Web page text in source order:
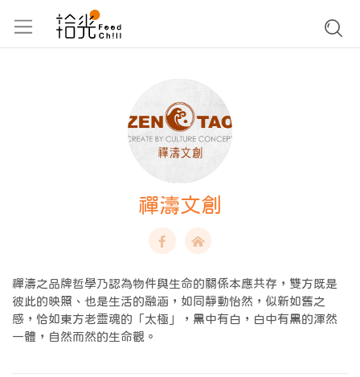
禪濤文創
禪濤之品牌哲學乃認為物件與生命的關係本應共存，雙方既是
彼此的映照、也是生活的融涵，如同靜動怡然，似新如舊之
感，恰如東方老靈魂的「太極」，黑中有白，白中有黑的渾然
一體，自然而然的生命觀。